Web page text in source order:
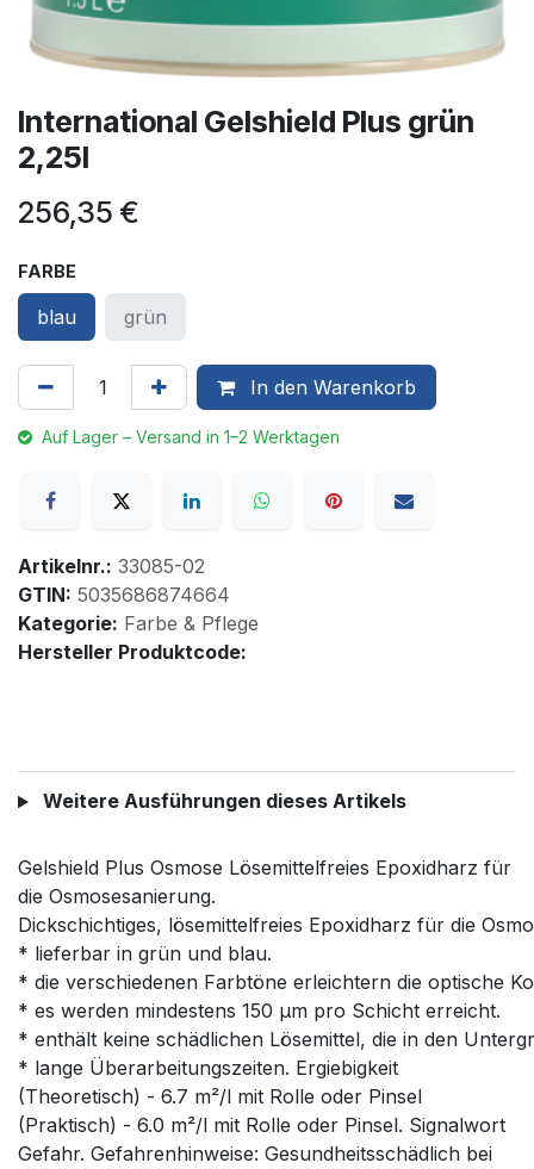
International Gelshield Plus grün
2,25l
256,35 €
FARBE
blau grün
In den Warenkorb
Auf Lager – Versand in 1–2 Werktagen
Artikelnr.: 33085-02
GTIN: 5035686874664
Kategorie: Farbe & Pflege
Hersteller Produktcode:
Weitere Ausführungen dieses Artikels
Gelshield Plus Osmose Lösemittelfreies Epoxidharz für
die Osmosesanierung.
Dickschichtiges, lösemittelfreies Epoxidharz für die
* lieferbar in grün und blau.
* die verschiedenen Farbtöne erleichtern die optische
* es werden mindestens 150 µm pro Schicht erreicht.
* enthält keine schädlichen Lösemittel, die in den
* lange Überarbeitungszeiten. Ergiebigkeit
(Theoretisch) - 6.7 m²/l mit Rolle oder Pinsel
(Praktisch) - 6.0 m²/l mit Rolle oder Pinsel. Signalwort
Gefahr. Gefahrenhinweise: Gesundheitsschädlich bei